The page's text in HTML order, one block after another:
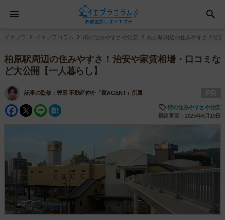
イエプラ イエプラコラム 街の住みやすさや治安 柏原駅周辺の住みやすさ！治
柏原駅周辺の住みやすさ！治安や家賃相場・口コミな
ど大公開【一人暮らし】
記事の監修： 豊田 不動産仲介「家AGENT」所属
Facebook
Twitter
Line
街の住みやすさや治安
最終更新：2025年6月19日